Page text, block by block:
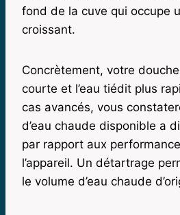
fond de la cuve qui occupe
croissant.
Concrètement, votre
courte et l’eau tiédit plus
cas avancés, vous
d’eau chaude disponible a
par rapport aux
l’appareil. Un détartrage
le volume d’eau chaude